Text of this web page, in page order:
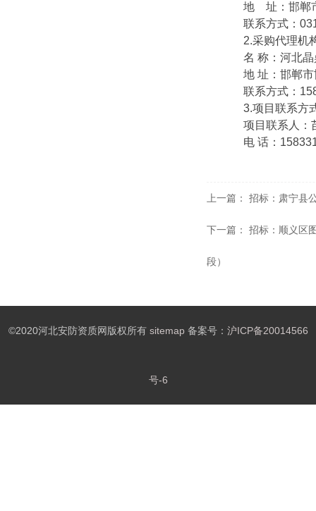
地 址：邯郸市
联系方式：
2.采购代理机
名 称：河北晶
地 址：邯郸市
联系方式：
3.项目联系方
项目联系人：
电 话：
上一篇： 招标：肃宁县
下一篇： 招标：顺义区
段）
©2020河北安防资质网版权所有 sitemap备案号： 沪ICP备20014566
号-6